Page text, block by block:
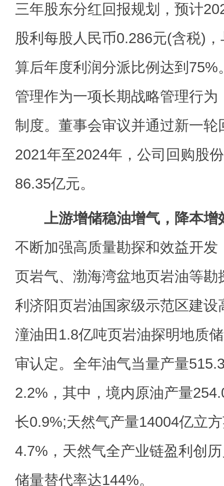
三年股东分红回报规划，预计
股利每股人民币0.286元(含税)
算后年度利润分派比例达到75%
管理作为一项长期战略管理行
制度。董事会审议并通过新一轮
2021年至2024年，公司回购股
86.35亿元。
上游增储稳油增气，降本增
不断加强高质量勘探和效益开发
页岩气、渤海湾盆地页岩油等勘
利济阳页岩油国家级示范区建设
潼油田1.8亿吨页岩油探明地质
审认定。全年油气当量产量
2.2%，其中，境内原油产量
长0.9%;天然气产量14004亿立
4.7%，天然气全产业链盈利创
储量替代率达144%。